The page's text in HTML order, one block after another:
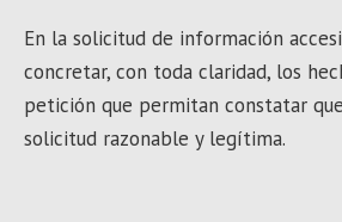
En la solicitud de información
concretar, con toda claridad, los
petición que permitan constatar
solicitud razonable y legítima.